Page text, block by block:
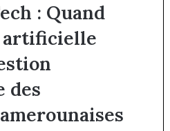
: Quand
artificielle
des